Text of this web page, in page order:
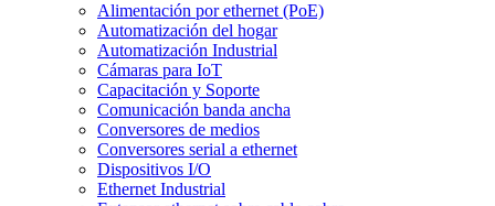
Alimentación por ethernet (PoE)
Automatización del hogar
Automatización Industrial
Cámaras para IoT
Capacitación y Soporte
Comunicación banda ancha
Conversores de medios
Conversores serial a ethernet
Dispositivos I/O
Ethernet Industrial